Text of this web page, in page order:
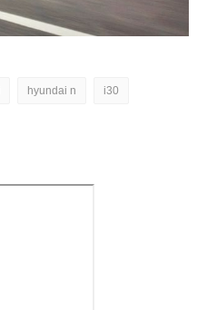
hyundai n i30